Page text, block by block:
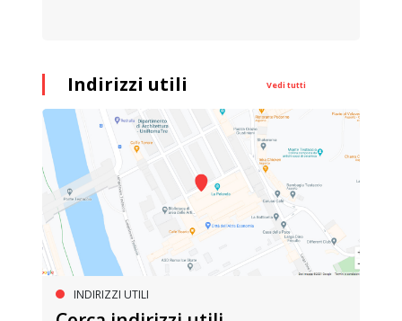
Indirizzi utili Vedi tutti
INDIRIZZI UTILI